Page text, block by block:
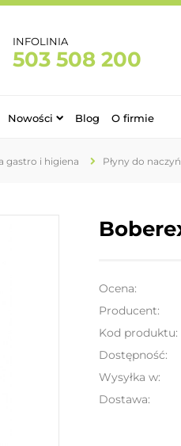
INFOLINIA
503 508 200
Nowości Blog O firmie
gastro i higiena Płyny do naczyń
Ocena:
Producent:
Kod produktu:
Dostępność:
Wysyłka w:
Dostawa: